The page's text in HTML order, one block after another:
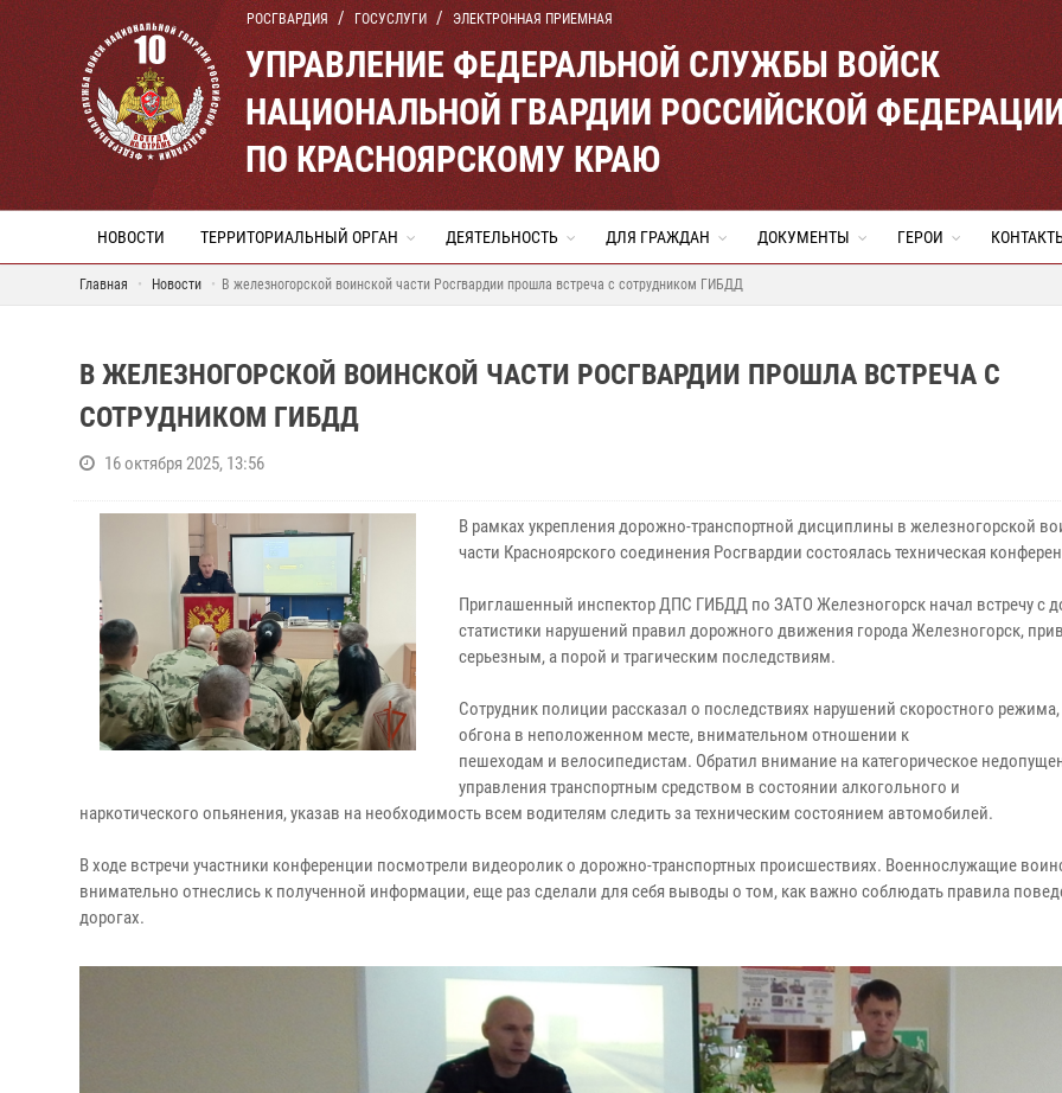
РОСГВАРДИЯ ГОСУСЛУГИ ЭЛЕКТРОННАЯ ПРИЕМНАЯ
УПРАВЛЕНИЕ ФЕДЕРАЛЬНОЙ СЛУЖБЫ ВОЙСК
НАЦИОНАЛЬНОЙ ГВАРДИИ РОССИЙСКОЙ
ПО КРАСНОЯРСКОМУ КРАЮ
НОВОСТИ ТЕРРИТОРИАЛЬНЫЙ ОРГАН ДЕЯТЕЛЬНОСТЬ ДЛЯ ГРАЖДАН ДОКУМЕНТЫ ГЕРОИ
Главная Новости В железногорской воинской части Росгвардии прошла встреча с сотрудником ГИБДД
В ЖЕЛЕЗНОГОРСКОЙ ВОИНСКОЙ ЧАСТИ РОСГВАРДИИ ПРОШЛА ВСТРЕЧА С
СОТРУДНИКОМ ГИБДД
16 октября 2025, 13:56
В рамках укрепления дорожно-транспортной дисциплины в железногорской
части Красноярского соединения Росгвардии состоялась техническая
Приглашенный инспектор ДПС ГИБДД по ЗАТО Железногорск начал встречу с
статистики нарушений правил дорожного движения города Железногорск,
серьезным, а порой и трагическим последствиям.
Сотрудник полиции рассказал о последствиях нарушений скоростного режима,
обгона в неположенном месте, внимательном отношении к
пешеходам и велосипедистам. Обратил внимание на категорическое
управления транспортным средством в состоянии алкогольного и
наркотического опьянения, указав на необходимость всем водителям следить за техническим состоянием автомобилей.
В ходе встречи участники конференции посмотрели видеоролик о дорожно-транспортных происшествиях. Военнослужащие
внимательно отнеслись к полученной информации, еще раз сделали для себя выводы о том, как важно соблюдать правила
дорогах.